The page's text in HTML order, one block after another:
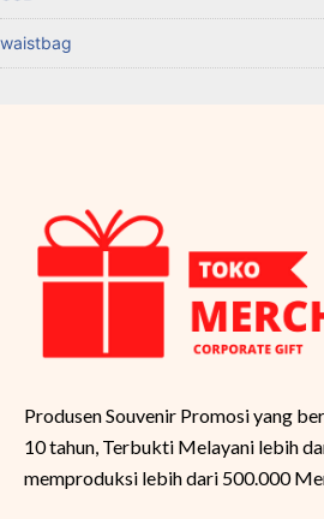
waistbag
Produsen Souvenir Promosi yang
10 tahun, Terbukti Melayani lebih
memproduksi lebih dari 500.000